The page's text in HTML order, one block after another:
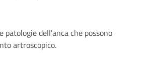
patologie dell'anca che possono
artroscopico.